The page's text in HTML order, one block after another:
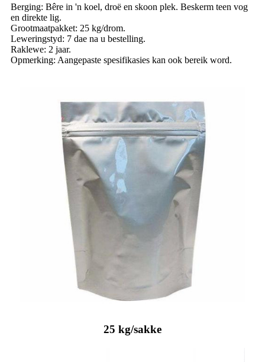
Berging: Bêre in 'n koel, droë en skoon plek. Beskerm teen vog
en direkte lig.
Grootmaatpakket: 25 kg/drom.
Leweringstyd: 7 dae na u bestelling.
Raklewe: 2 jaar.
Opmerking: Aangepaste spesifikasies kan ook bereik word.
25 kg/sakke